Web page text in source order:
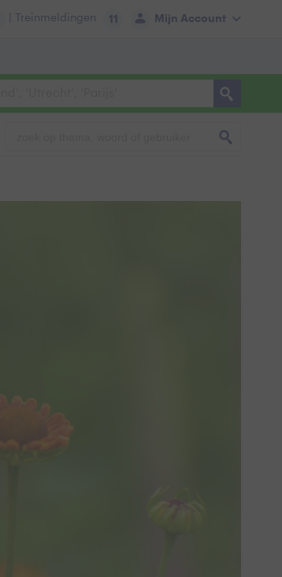
Mijn Account
| Treinmeldingen 11